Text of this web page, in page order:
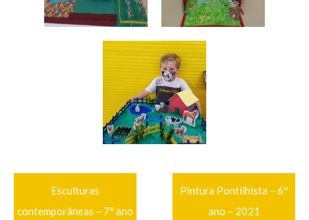
Post
Esculturas
contemporâneas – 7º ano
Pintura Pontilhista – 6º
ano – 2021